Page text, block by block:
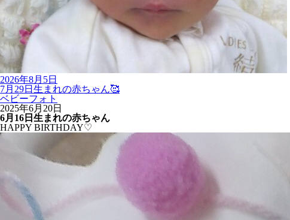
2026年8月5日
7月29日生まれの赤ちゃん🥰
ベビーフォト
2025年6月20日
6月16日生まれの赤ちゃん
HAPPY BIRTHDAY♡